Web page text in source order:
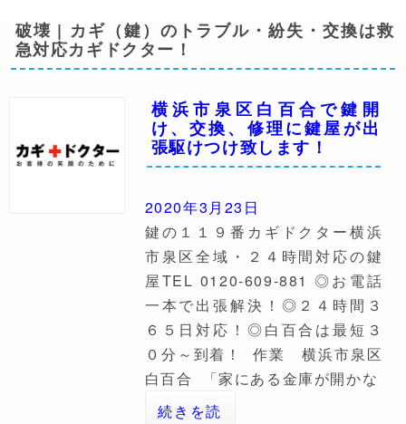
破壊 | カギ（鍵）のトラブル・紛失・交換は救
急対応カギドクター！
横浜市泉区白百合で鍵開
け、交換、修理に鍵屋が出
張駆けつけ致します！
2020年3月23日
鍵の１１９番カギドクター横浜
市泉区全域・２４時間対応の鍵
屋TEL 0120-609-881 ◎お電話
一本で出張解決！◎２４時間３
６５日対応！◎白百合は最短３
０分～到着！ 作業 横浜市泉区
白百合 「家にある金庫が開かな
続きを読